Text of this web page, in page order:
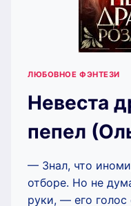
ЛЮБОВНОЕ ФЭНТЕЗИ
Невеста
пепел
— Знал, что
отборе. Но не
руки, — его голос